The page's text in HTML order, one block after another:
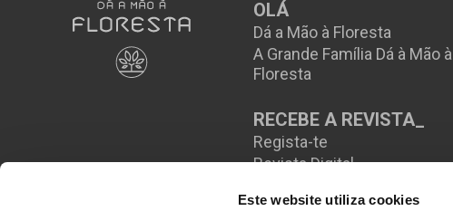
Este website utiliza cookies
OLÁ
Dá a Mão à Floresta
A Grande Família Dá à Mão à
Floresta
RECEBE A REVISTA_
Regista-te
Revista Digital